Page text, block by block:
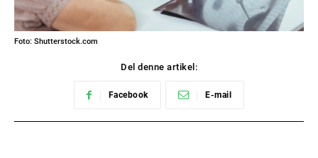
Foto: Shutterstock.com
Del denne artikel:
Facebook E-mail